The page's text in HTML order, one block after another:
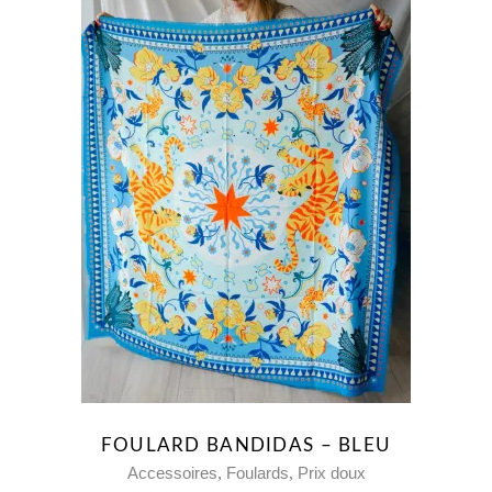
FOULARD BANDIDAS – BLEU
Accessoires, Foulards, Prix doux